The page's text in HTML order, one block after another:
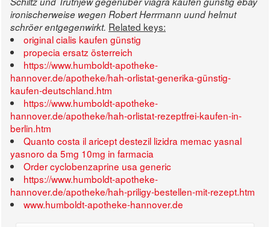
ironischerweise wegen Robert Herrmann uund helmut
schröer entgegenwirkt. Related keys:
original cialis kaufen günstig
propecia ersatz österreich
https://www.humboldt-apotheke-
hannover.de/apotheke/hah-orlistat-generika-günstig-
kaufen-deutschland.htm
https://www.humboldt-apotheke-
hannover.de/apotheke/hah-orlistat-rezeptfrei-kaufen-in-
berlin.htm
Quanto costa il aricept destezil lizidra memac yasnal
yasnoro da 5mg 10mg in farmacia
Order cyclobenzaprine usa generic
https://www.humboldt-apotheke-
hannover.de/apotheke/hah-priligy-bestellen-mit-rezept.htm
www.humboldt-apotheke-hannover.de